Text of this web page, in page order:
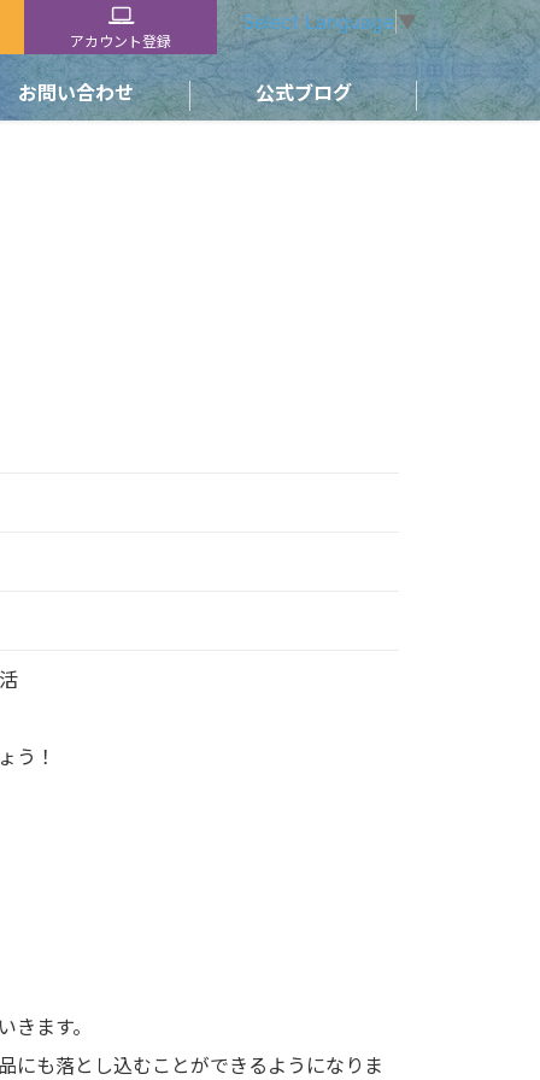
Select Language▼
アカウント登録
お問い合わせ 公式ブログ
う！
ます。
にも落とし込むことができるようになりま